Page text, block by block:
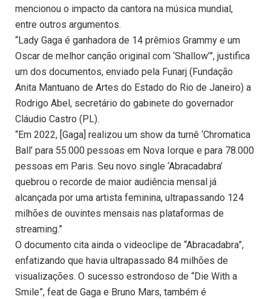
mencionou o impacto da cantora na música mundial,
entre outros argumentos.
“Lady Gaga é ganhadora de 14 prêmios Grammy e um
Oscar de melhor canção original com ‘Shallow’”, justifica
um dos documentos, enviado pela Funarj (Fundação
Anita Mantuano de Artes do Estado do Rio de Janeiro) a
Rodrigo Abel, secretário do gabinete do governador
Cláudio Castro (PL).
“Em 2022, [Gaga] realizou um show da turnê ‘Chromatica
Ball’ para 55.000 pessoas em Nova Iorque e para 78.000
pessoas em Paris. Seu novo single ‘Abracadabra’
quebrou o recorde de maior audiência mensal já
alcançada por uma artista feminina, ultrapassando 124
milhões de ouvintes mensais nas plataformas de
streaming.”
O documento cita ainda o videoclipe de “Abracadabra”,
enfatizando que havia ultrapassado 84 milhões de
visualizações. O sucesso estrondoso de “Die With a
Smile”, feat de Gaga e Bruno Mars, também é